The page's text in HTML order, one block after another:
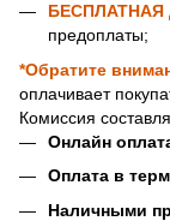
БЕСПЛАТНАЯ
предоплаты;
*Обратите
оплачивает
Комиссия
Онлайн
Оплата в
Наличными